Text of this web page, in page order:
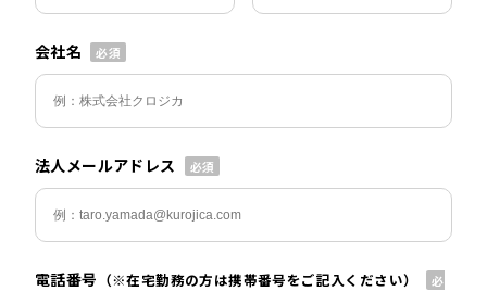
会社名
法人メールアドレス
電話番号 （※在宅勤務の方は携帯番号をご記入ください）